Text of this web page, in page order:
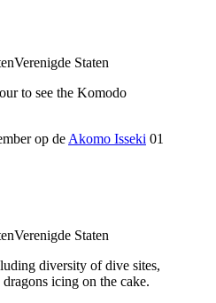
Verenigde Staten
to see the Komodo
op de Akomo Isseki 01
Verenigde Staten
diversity of dive sites,
icing on the cake.